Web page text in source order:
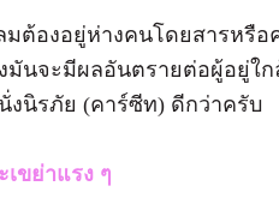
มต้องอยู่ห่างคนโดยสารหรื
มันจะมีผลอันตรายต่อผู้อยู่ใ
งนิรภัย (คาร์ซีท) ดีกว่าครับ
ขย่าแรง ๆ